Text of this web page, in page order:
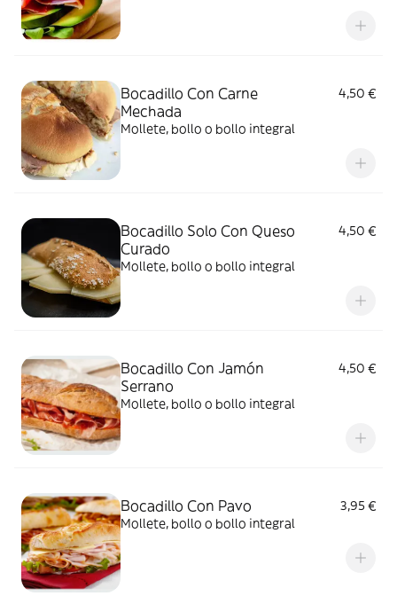
Bocadillo Con Carne
Mechada
4,50 €
Mollete, bollo o bollo integral
Bocadillo Solo Con Queso
Curado
4,50 €
Mollete, bollo o bollo integral
Bocadillo Con Jamón
Serrano
4,50 €
Mollete, bollo o bollo integral
Bocadillo Con Pavo
3,95 €
Mollete, bollo o bollo integral